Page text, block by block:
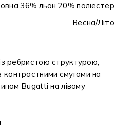
36% льон 20% поліестер
Весна/Літо
ребристою структурою,
смугами на
Bugatti на лівому